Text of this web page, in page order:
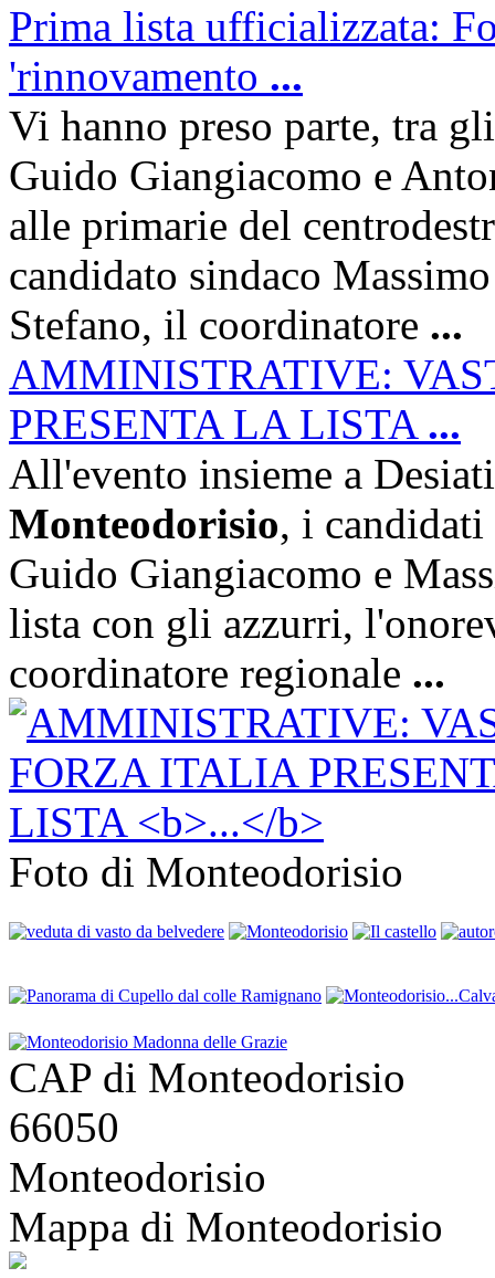
Prima lista ufficializzata:
'rinnovamento ...
Vi hanno preso parte, tra
Guido Giangiacomo e
alle primarie del
candidato sindaco
Stefano, il coordinatore ...
AMMINISTRATIVE:
PRESENTA LA LISTA ...
All'evento insieme a
Monteodorisio, i candidati
Guido Giangiacomo e
lista con gli azzurri,
coordinatore regionale ...
Foto di Monteodorisio
CAP di Monteodorisio
66050
Monteodorisio
Mappa di Monteodorisio